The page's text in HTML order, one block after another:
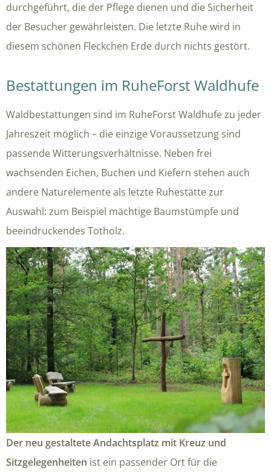
durchgeführt, die der Pflege dienen und die Sicherheit
der Besucher gewährleisten. Die letzte Ruhe wird in
diesem schönen Fleckchen Erde durch nichts gestört.
Bestattungen im RuheForst Waldhufe
Waldbestattungen sind im RuheForst Waldhufe zu jeder
Jahreszeit möglich – die einzige Voraussetzung sind
passende Witterungsverhältnisse. Neben frei
wachsenden Eichen, Buchen und Kiefern stehen auch
andere Naturelemente als letzte Ruhestätte zur
Auswahl: zum Beispiel mächtige Baumstümpfe und
beeindruckendes Totholz.
Der neu gestaltete Andachtsplatz mit Kreuz und
Sitzgelegenheiten ist ein passender Ort für die